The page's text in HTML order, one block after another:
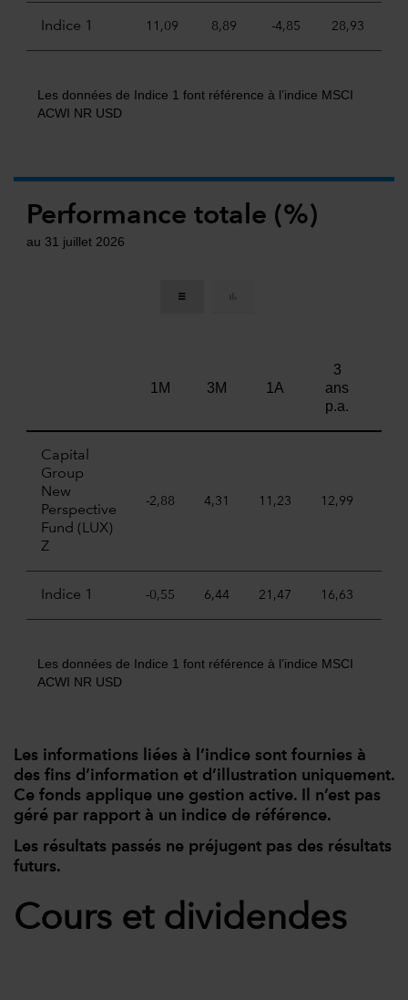
Indice 1 11,09 8,89 -4,85 28,93
Les données de Indice 1 font référence à l’indice MSCI
ACWI NR USD
Performance totale (%)
au 31 juillet 2026
1M 3M 1A
3
ans
p.a.
Capital
Group
New
Perspective
Fund (LUX)
Z
-2,88 4,31 11,23 12,99
Indice 1 -0,55 6,44 21,47 16,63
Les données de Indice 1 font référence à l’indice MSCI
ACWI NR USD
Les informations liées à l’indice sont fournies à
des fins d’information et d’illustration uniquement.
Ce fonds applique une gestion active. Il n’est pas
géré par rapport à un indice de référence.
Les résultats passés ne préjugent pas des résultats
futurs.
Cours et dividendes